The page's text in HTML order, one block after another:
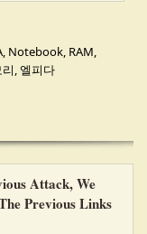
, Notebook, RAM,
,엘피다
Attack, We
Previous Links